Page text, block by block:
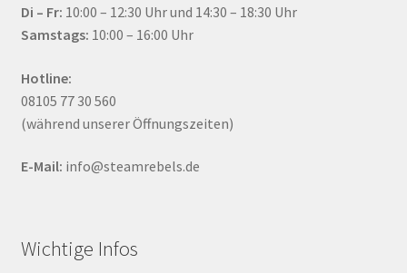
Di – Fr: 10:00 – 12:30 Uhr und 14:30 – 18:30 Uhr
Samstags: 10:00 – 16:00 Uhr
Hotline:
08105 77 30 560
(während unserer Öffnungszeiten)
E-Mail: info@steamrebels.de
Wichtige Infos